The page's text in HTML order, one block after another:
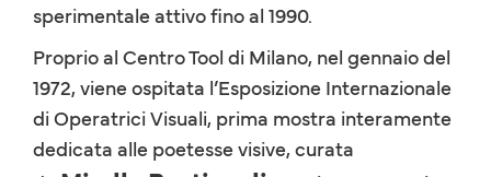
sperimentale attivo fino al 1990.
Proprio al Centro Tool di Milano, nel gennaio del
1972, viene ospitata l’Esposizione Internazionale
di Operatrici Visuali, prima mostra interamente
dedicata alle poetesse visive, curata